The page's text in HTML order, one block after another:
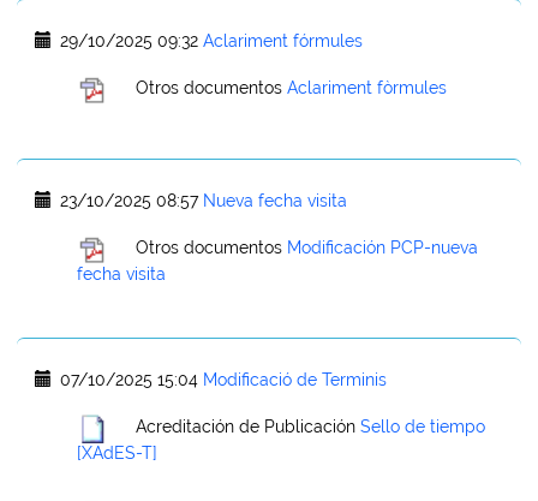
29/10/2025 09:32 Aclariment fórmules
Otros documentos Aclariment fòrmules
23/10/2025 08:57 Nueva fecha visita
Otros documentos Modificación PCP-nueva
fecha visita
07/10/2025 15:04 Modificació de Terminis
Acreditación de Publicación Sello de tiempo
[XAdES-T]